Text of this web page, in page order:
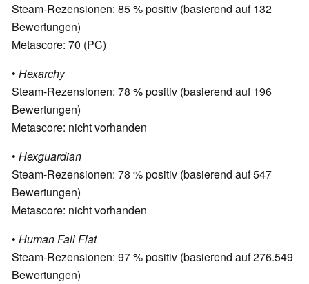
Steam-Rezensionen: 85 % positiv (basierend auf 132
Bewertungen)
Metascore: 70 (PC)
• Hexarchy
Steam-Rezensionen: 78 % positiv (basierend auf 196
Bewertungen)
Metascore: nicht vorhanden
• Hexguardian
Steam-Rezensionen: 78 % positiv (basierend auf 547
Bewertungen)
Metascore: nicht vorhanden
• Human Fall Flat
Steam-Rezensionen: 97 % positiv (basierend auf 276.549
Bewertungen)